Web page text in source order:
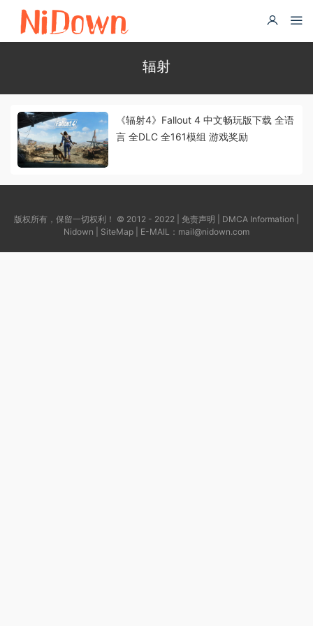
辐射
《辐射4》Fallout 4 中文畅玩版下载 全语
言 全DLC 全161模组 游戏奖励
版权所有，保留一切权利！ © 2012 - 2022 | 免责声明 DMCA Information
Nidown
SiteMap | E-MAIL： mail@nidown.com